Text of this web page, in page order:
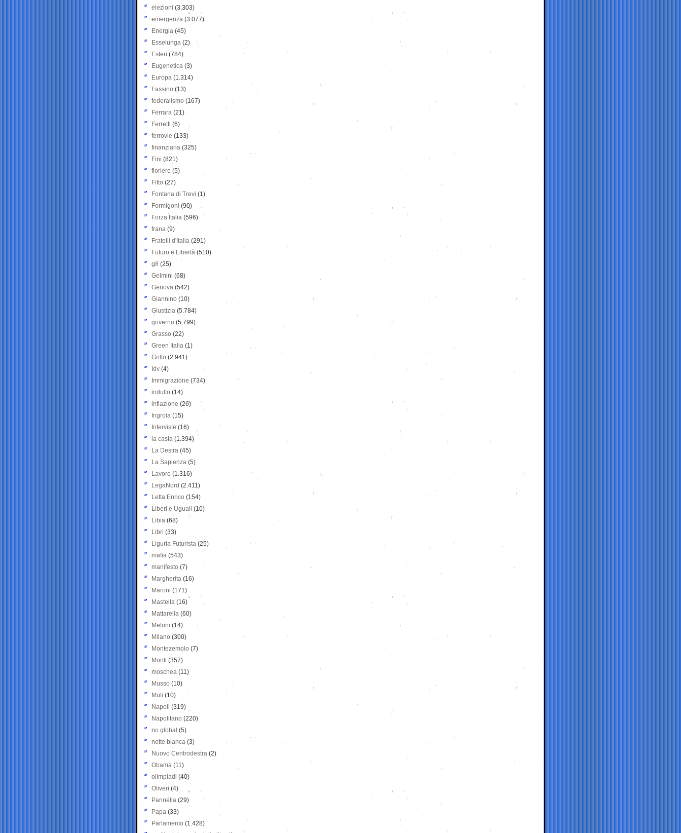
elezioni (3.303)
emergenza (3.077)
Energia (45)
Esselunga (2)
Esteri (784)
Eugenetica (3)
Europa (1.314)
Fassino (13)
federalismo (167)
Ferrara (21)
Ferretti (6)
ferrovie (133)
finanziaria (325)
Fini (821)
fioriere (5)
Fitto (27)
Fontana di Trevi (1)
Formigoni (90)
Forza Italia (596)
frana (9)
Fratelli d'Italia (291)
Futuro e Libertà (510)
g8 (25)
Gelmini (68)
Genova (542)
Giannino (10)
Giustizia (5.784)
governo (5.799)
Grasso (22)
Green Italia (1)
Grillo (2.941)
Idv (4)
Immigrazione (734)
indulto (14)
inflazione (26)
Ingroia (15)
Interviste (16)
la casta (1.394)
La Destra (45)
La Sapienza (5)
Lavoro (1.316)
LegaNord (2.411)
Letta Enrico (154)
Liberi e Uguali (10)
Libia (68)
Libri (33)
Liguria Futurista (25)
mafia (543)
manifesto (7)
Margherita (16)
Maroni (171)
Mastella (16)
Mattarella (60)
Meloni (14)
Milano (300)
Montezemolo (7)
Monti (357)
moschea (11)
Musso (10)
Muti (10)
Napoli (319)
Napolitano (220)
no global (5)
notte bianca (3)
Nuovo Centrodestra (2)
Obama (11)
olimpiadi (40)
Oliveri (4)
Pannella (29)
Papa (33)
Parlamento (1.428)